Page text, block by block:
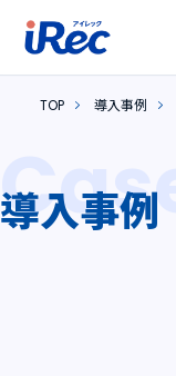
TOP 導入事例
Case
導入事例